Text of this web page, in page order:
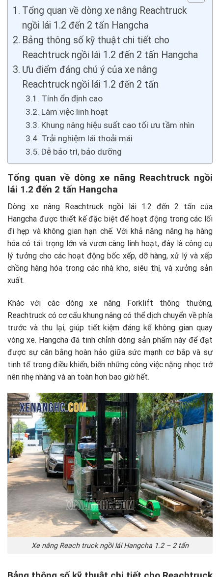
Tổng quan về dòng xe nâng Reachtruck
ngồi lái 1.2 đến 2 tấn Hangcha
Bảng thông số kỹ thuật chi tiết cho
Reachtruck ngồi lái 1.2 đến 2 tấn Hangcha
Ưu điểm đáng chú ý của xe nâng
Reachtruck ngồi lái 1.2 đến 2 tấn
Tính ổn định cao
Làm việc linh hoạt
Khung nâng hiệu suất cao tối ưu tầm nhìn
Trải nghiệm lái thoải mái
Dễ bảo trì, bảo dưỡng
Tổng quan về dòng xe nâng Reachtruck ngồi
lái 1.2 đến 2 tấn Hangcha
Dòng xe nâng Reachtruck ngồi lái 1.2 đến 2 tấn của
Hangcha được thiết kế đặc biệt để hoạt động trong các lối
đi hẹp và không gian hạn chế. Với khả năng nâng hạ hàng
hóa có tải trọng lớn và vươn càng linh hoạt, đây là công cụ
lý tưởng cho các hoạt động bốc xếp, dỡ hàng, xử lý và xếp
chồng hàng hóa trong các nhà kho, siêu thị, và xưởng sản
xuất.
Khác với các dòng xe nâng Forklift thông thường,
Reachtruck có cơ cấu khung nâng có thể dịch chuyển về phía
trước và thu lại, giúp tiết kiệm đáng kể không gian quay
vòng xe. Hangcha đã tinh chỉnh dòng sản phẩm này để đạt
được sự cân bằng hoàn hảo giữa sức mạnh cơ bắp và sự
tinh tế trong điều khiển, biến những công việc nặng nhọc trở
nên nhẹ nhàng và an toàn hơn bao giờ hết.
Xe nâng Reach truck ngồi lái Hangcha 1.2 – 2 tấn